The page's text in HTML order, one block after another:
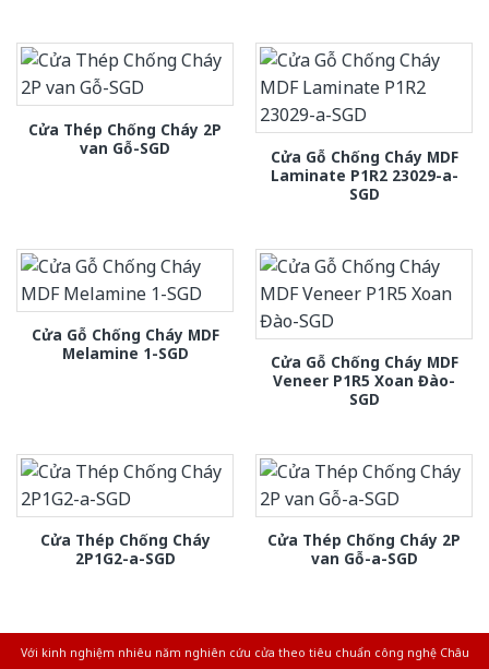
Cửa Thép Chống Cháy 2P
van Gỗ-SGD
Cửa Gỗ Chống Cháy MDF
Laminate P1R2 23029-a-
SGD
Cửa Gỗ Chống Cháy MDF
Melamine 1-SGD
Cửa Gỗ Chống Cháy MDF
Veneer P1R5 Xoan Đào-
SGD
Cửa Thép Chống Cháy
2P1G2-a-SGD
Cửa Thép Chống Cháy 2P
van Gỗ-a-SGD
Với kinh nghiệm nhiêu năm nghiên cứu cửa theo tiêu chuẩn công nghệ Châu